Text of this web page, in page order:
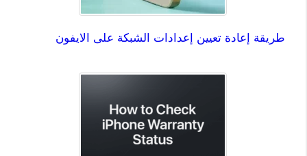
طريقة إعادة تعيين إعدادات الشبكة على الايفون